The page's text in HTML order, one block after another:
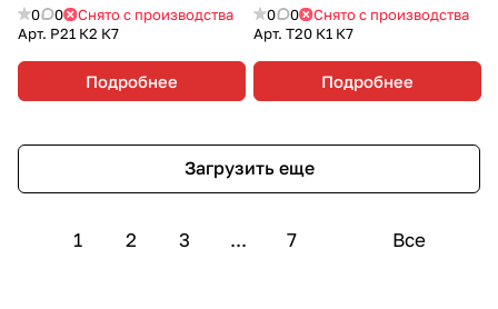
0 0
Снято с производства
Арт. Р21 К2 К7
Подробнее
0 0
Снято с производства
Арт. Т20 К1 К7
Подробнее
Загрузить еще
1 2 3 ... 7 Все